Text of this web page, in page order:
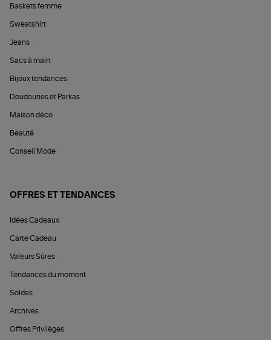
Baskets femme
Sweatshirt
Jeans
Sacs à main
Bijoux tendances
Doudounes et Parkas
Maison déco
Beauté
Conseil Mode
OFFRES ET TENDANCES
Idées Cadeaux
Carte Cadeau
Valeurs Sûres
Tendances du moment
Soldes
Archives
Offres Privilèges